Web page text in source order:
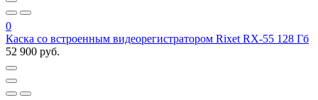
0
Каска со встроенным видеорегистратором Rixet RX-55 128 Гб
52 900 руб.